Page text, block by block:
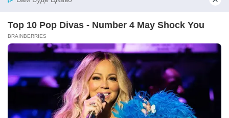
© 2026 iBilingua